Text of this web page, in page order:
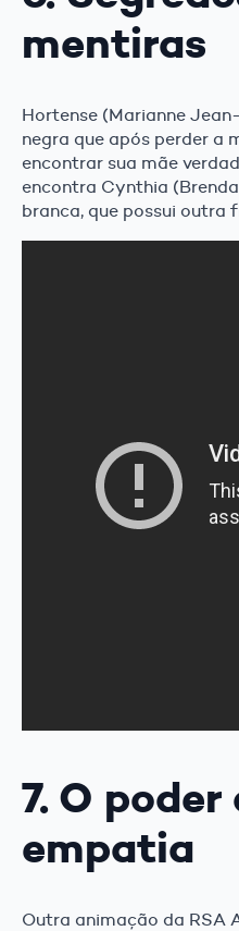
mentiras
Hortense (Marianne
negra que após perder a
encontrar sua mãe
encontra Cynthia
branca, que possui outra
7. O poder
empatia
Outra animação da RSA